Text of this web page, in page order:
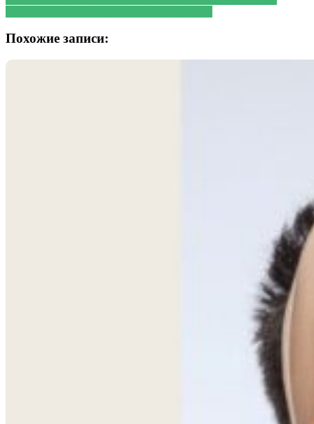
Похожие записи: